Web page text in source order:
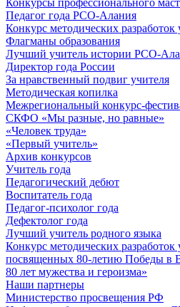
Конкурсы профессионального
Педагог года РСО-Алания
Конкурс методических разработок
Флагманы образования
Лучший учитель истории РСО-
Директор года России
За нравственный подвиг учителя
Методическая копилка
Межрегиональный конкурс-
СКФО «Мы разные, но равные»
«Человек труда»
«Первый учитель»
Архив конкурсов
Учитель года
Педагогический дебют
Воспитатель года
Педагог-психолог года
Дефектолог года
Лучший учитель родного языка
Конкурс методических разработок
посвященных 80-летию Победы в
80 лет мужества и героизма»
Наши партнеры
Министерство просвещения РФ